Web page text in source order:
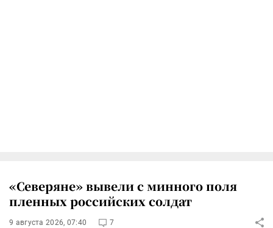
«Северяне» вывели с минного поля
пленных российских солдат
9 августа 2026, 07:40 7